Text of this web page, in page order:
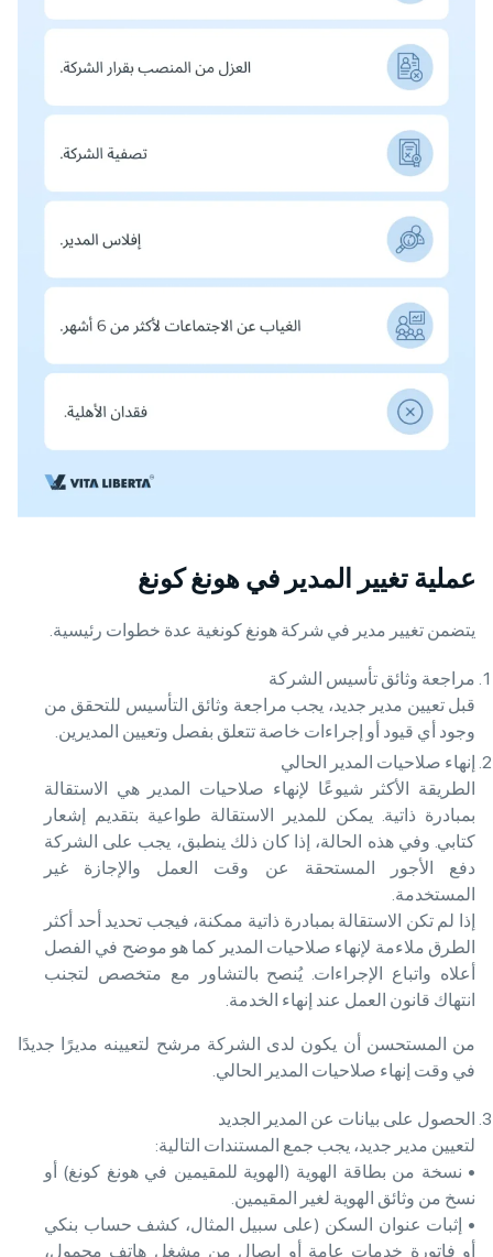
عملية تغيير المدير في هونغ كونغ
يتضمن تغيير مدير في شركة هونغ كونغية عدة خطوات رئيسية.
مراجعة وثائق تأسيس الشركة
قبل تعيين مدير جديد، يجب مراجعة وثائق التأسيس للتحقق من
وجود أي قيود أو إجراءات خاصة تتعلق بفصل وتعيين المديرين.
إنهاء صلاحيات المدير الحالي
الطريقة الأكثر شيوعًا لإنهاء صلاحيات المدير هي الاستقالة
بمبادرة ذاتية. يمكن للمدير الاستقالة طواعية بتقديم إشعار
كتابي. وفي هذه الحالة، إذا كان ذلك ينطبق، يجب على الشركة
دفع الأجور المستحقة عن وقت العمل والإجازة غير
المستخدمة.
إذا لم تكن الاستقالة بمبادرة ذاتية ممكنة، فيجب تحديد أحد أكثر
الطرق ملاءمة لإنهاء صلاحيات المدير كما هو موضح في الفصل
أعلاه واتباع الإجراءات. يُنصح بالتشاور مع متخصص لتجنب
انتهاك قانون العمل عند إنهاء الخدمة.
من المستحسن أن يكون لدى الشركة مرشح لتعيينه مديرًا جديدًا
في وقت إنهاء صلاحيات المدير الحالي.
الحصول على بيانات عن المدير الجديد
لتعيين مدير جديد، يجب جمع المستندات التالية:
• نسخة من بطاقة الهوية (الهوية للمقيمين في هونغ كونغ) أو
نسخ من وثائق الهوية لغير المقيمين.
• إثبات عنوان السكن (على سبيل المثال، كشف حساب بنكي
أو فاتورة خدمات عامة أو إيصال من مشغل هاتف محمول،